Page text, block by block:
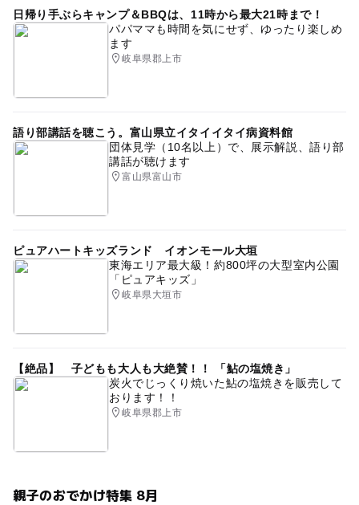
日帰り手ぶらキャンプ＆BBQは、11時から最大21時まで！
パパママも時間を気にせず、ゆったり楽しめ
ます
岐阜県郡上市
語り部講話を聴こう。富山県立イタイイタイ病資料館
団体見学（10名以上）で、展示解説、語り部
講話が聴けます
富山県富山市
ピュアハートキッズランド イオンモール大垣
東海エリア最大級！約800坪の大型室内公園
「ピュアキッズ」
岐阜県大垣市
【絶品】 子どもも大人も大絶賛！！ 「鮎の塩焼き」
炭火でじっくり焼いた鮎の塩焼きを販売して
おります！！
岐阜県郡上市
親子のおでかけ特集 8月